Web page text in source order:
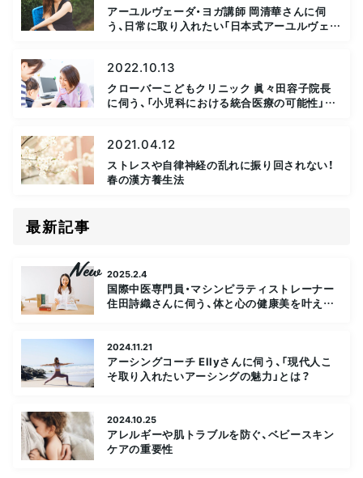
アーユルヴェーダ・ヨガ講師 岡清華さんに伺
う、日常に取り入れたい「日本式アーユルヴェー
2022.10.13
クローバーこどもクリニック 眞々田容子院長
に伺う、「小児科における統合医療の可能性」と
2021.04.12
ストレスや自律神経の乱れに振り回されない！
春の漢方養生法
最新記事
2025.2.4
国際中医専門員・マシンピラティストレーナー
住田詩織さんに伺う、体と心の健康美を叶える
2024.11.21
アーシングコーチ Ellyさんに伺う、「現代人こ
そ取り入れたいアーシングの魅力」とは？
2024.10.25
アレルギーや肌トラブルを防ぐ、ベビースキン
ケアの重要性